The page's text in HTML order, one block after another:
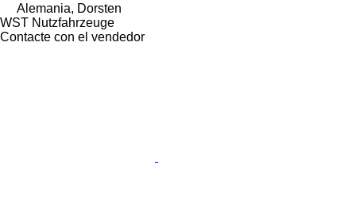
Alemania, Dorsten
WST Nutzfahrzeuge
Contacte con el vendedor